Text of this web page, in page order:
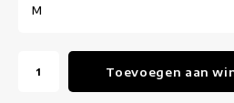
Luxe jurken
Maxi jurken
M
Toevoegen aan